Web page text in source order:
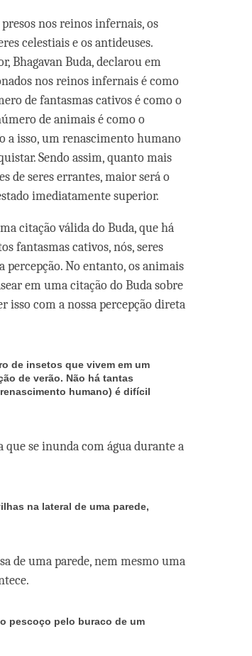
presos nos reinos infernais, os
celestiais e os antideuses.
Bhagavan Buda, declarou em
nos reinos infernais é como
de fantasmas cativos é como o
de animais é como o
a isso, um renascimento humano
Sendo assim, quanto mais
de seres errantes, maior será o
imediatamente superior.
citação válida do Buda, que há
fantasmas cativos, nós, seres
percepção. No entanto, os animais
em uma citação do Buda sobre
isso com a nossa percepção direta
de insetos que vivem em um
de verão. Não há tantas
humano) é difícil
que se inunda com água durante a
na lateral de uma parede,
de uma parede, nem mesmo uma
pescoço pelo buraco de um